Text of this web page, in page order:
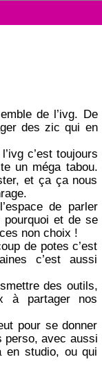
de l’ivg. De
des zic qui en
c’est toujours
un méga tabou.
et ça ça nous
de parler
pourquoi et de se
non choix !
de potes c’est
c’est aussi
des outils,
à partager nos
pour se donner
perso, avec aussi
en studio, ou qui